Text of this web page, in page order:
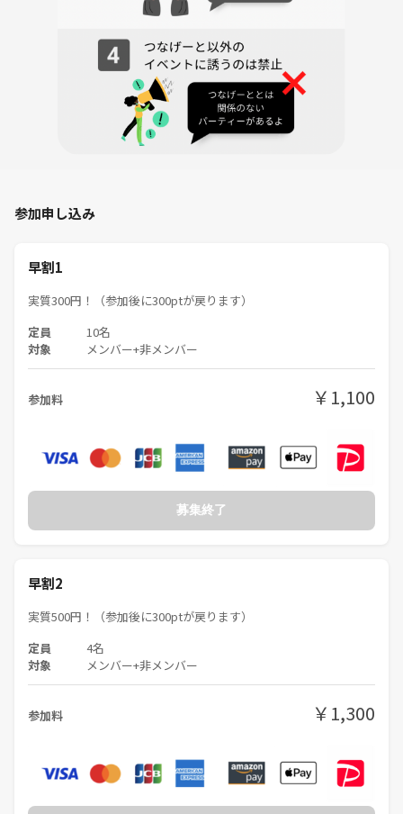
参加申し込み
早割1
実質300円！（参加後に300ptが戻ります）
定員 10名
対象 メンバー+非メンバー
参加料 ￥1,100
募集終了
早割2
実質500円！（参加後に300ptが戻ります）
定員 4名
対象
メンバー+非メンバー
参加料 ￥1,300